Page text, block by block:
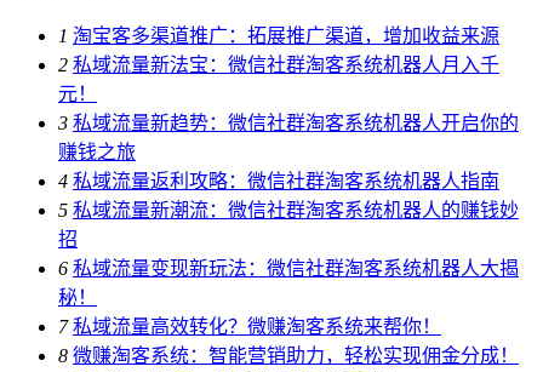
1 淘宝客多渠道推广：拓展推广渠道，增加收益来源
2 私域流量新法宝：微信社群淘客系统机器人月入千
元！
3 私域流量新趋势：微信社群淘客系统机器人开启你的
赚钱之旅
4 私域流量返利攻略：微信社群淘客系统机器人指南
5 私域流量新潮流：微信社群淘客系统机器人的赚钱妙
招
6 私域流量变现新玩法：微信社群淘客系统机器人大揭
秘！
7 私域流量高效转化？微赚淘客系统来帮你！
8 微赚淘客系统：智能营销助力，轻松实现佣金分成！